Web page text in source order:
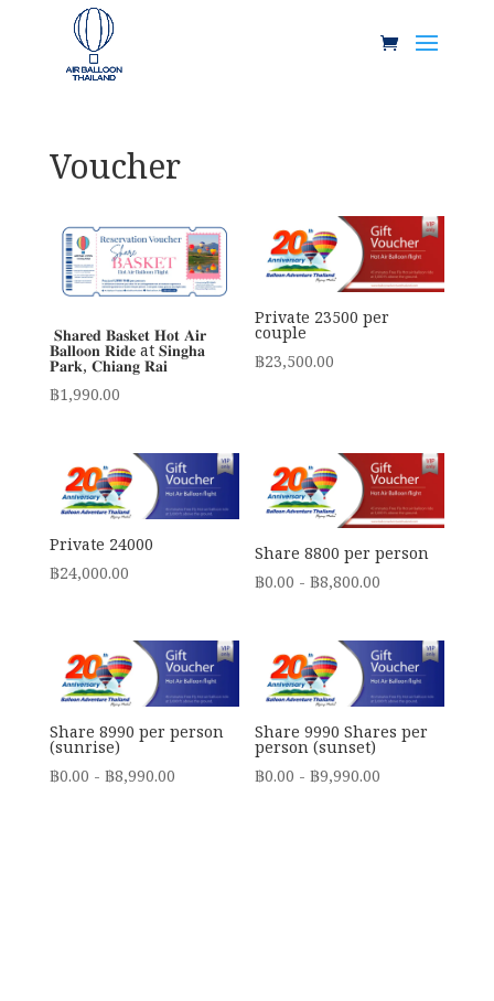
Voucher
𝐒𝐡𝐚𝐫𝐞𝐝 𝐁𝐚𝐬𝐤𝐞𝐭 𝐇𝐨𝐭 𝐀𝐢𝐫
𝐁𝐚𝐥𝐥𝐨𝐨𝐧 𝐑𝐢𝐝𝐞 at 𝐒𝐢𝐧𝐠𝐡𝐚
𝐏𝐚𝐫𝐤, 𝐂𝐡𝐢𝐚𝐧𝐠 𝐑𝐚𝐢
฿1,990.00
Private 23500 per
couple
฿23,500.00
Private 24000
฿24,000.00
Share 8800 per person
฿0.00 -฿8,800.00
Share 8990 per person
(sunrise)
฿0.00 - ฿8,990.00
Share 9990 Shares per
person (sunset)
฿0.00 -฿9,990.00